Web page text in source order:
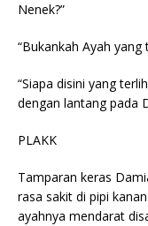
Nenek?”
“Bukankah Ayah
“Siapa disini yang
dengan lantang pada
PLAKK
Tamparan keras
rasa sakit di pipi
ayahnya mendarat